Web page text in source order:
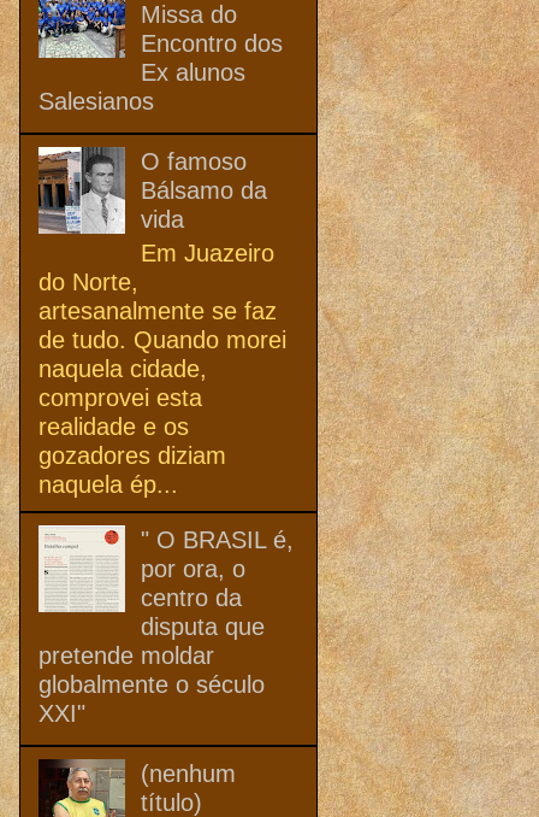
Missa do
Encontro dos
Ex alunos
Salesianos
O famoso
Bálsamo da
vida
Em Juazeiro
do Norte,
artesanalmente se faz
de tudo. Quando morei
naquela cidade,
comprovei esta
realidade e os
gozadores diziam
naquela ép...
" O BRASIL é,
por ora, o
centro da
disputa que
pretende moldar
globalmente o século
XXI"
(nenhum
título)